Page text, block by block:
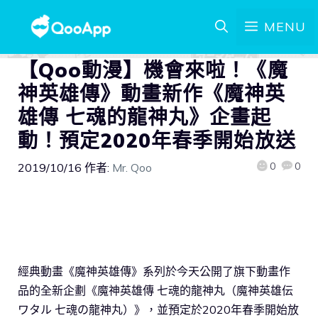
MENU
【Qoo動漫】機會來啦！《魔
神英雄傳》動畫新作《魔神英
雄傳 七魂的龍神丸》企畫起
動！預定2020年春季開始放送
2019/10/16 作者: Mr. Qoo 0 0
經典動畫《魔神英雄傳》系列於今天公開了旗下動畫作
品的全新企劃《魔神英雄傳 七魂的龍神丸（魔神英雄伝
ワタル 七魂の龍神丸）》，並預定於2020年春季開始放